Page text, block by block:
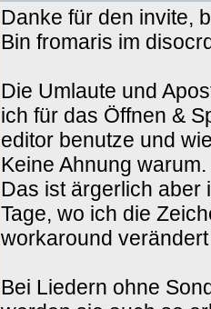
Danke für den invite,
Bin fromaris im
Die Umlaute und
ich für das Öffnen &
editor benutze und
Keine Ahnung warum.
Das ist ärgerlich aber
Tage, wo ich die
workaround
Bei Liedern ohne